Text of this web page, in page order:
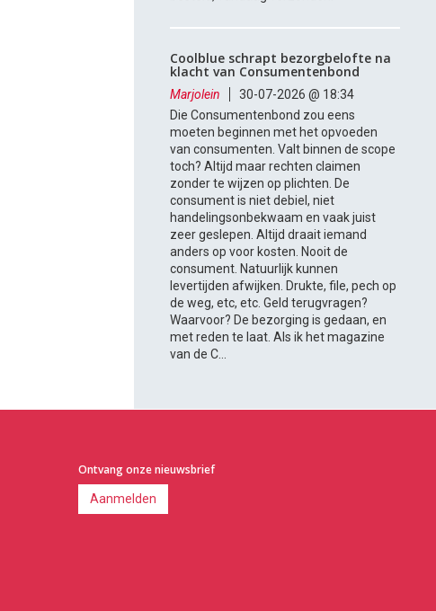
Coolblue schrapt bezorgbelofte na
klacht van Consumentenbond
Marjolein
30-07-2026 @ 18:34
Die Consumentenbond zou eens
moeten beginnen met het opvoeden
van consumenten. Valt binnen de scope
toch? Altijd maar rechten claimen
zonder te wijzen op plichten. De
consument is niet debiel, niet
handelingsonbekwaam en vaak juist
zeer geslepen. Altijd draait iemand
anders op voor kosten. Nooit de
consument. Natuurlijk kunnen
levertijden afwijken. Drukte, file, pech op
de weg, etc, etc. Geld terugvragen?
Waarvoor? De bezorging is gedaan, en
met reden te laat. Als ik het magazine
van de C...
Ontvang onze nieuwsbrief
Aanmelden